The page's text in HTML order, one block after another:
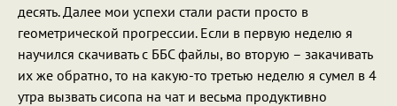
десять. Далее мои успехи стали расти просто в
геометрической прогрессии. Если в первую неделю я
научился скачивать с ББС файлы, во вторую – закачивать
их же обратно, то на какую-то третью неделю я сумел в 4
утра вызвать сисопа на чат и весьма продуктивно